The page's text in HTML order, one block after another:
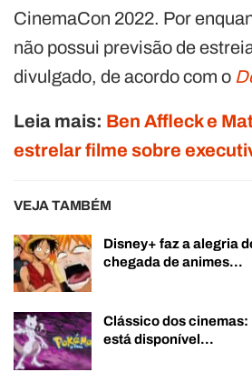
CinemaCon 2022. Por
não possui previsão de
divulgado, de acordo com o
Leia mais: Ben Affleck e
estrelar filme sobre
VEJA TAMBÉM
Disney+ faz a alegria
chegada de animes…
Clássico dos cinemas:
está disponível…